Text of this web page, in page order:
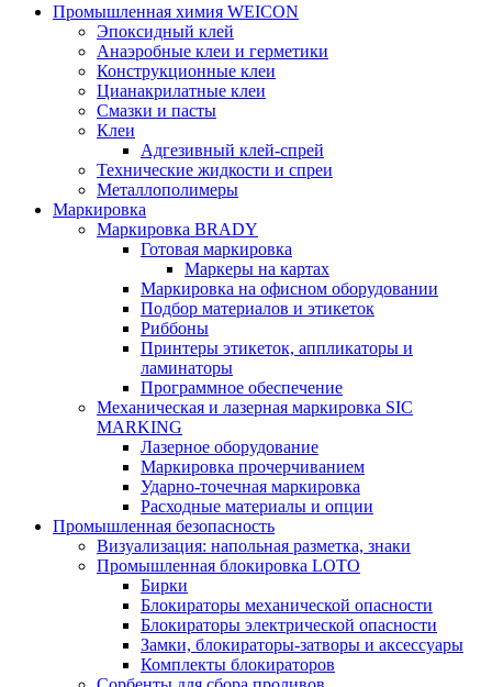
Промышленная химия WEICON
Эпоксидный клей
Анаэробные клеи и герметики
Конструкционные клеи
Цианакрилатные клеи
Смазки и пасты
Клеи
Адгезивный клей-спрей
Технические жидкости и спреи
Металлополимеры
Маркировка
Маркировка BRADY
Готовая маркировка
Маркеры на картах
Маркировка на офисном оборудовании
Подбор материалов и этикеток
Риббоны
Принтеры этикеток, аппликаторы и
ламинаторы
Программное обеспечение
Механическая и лазерная маркировка SIC
MARKING
Лазерное оборудование
Маркировка прочерчиванием
Ударно-точечная маркировка
Расходные материалы и опции
Промышленная безопасность
Визуализация: напольная разметка, знаки
Промышленная блокировка LOTO
Бирки
Блокираторы механической опасности
Блокираторы электрической опасности
Замки, блокираторы-затворы и аксессуары
Комплекты блокираторов